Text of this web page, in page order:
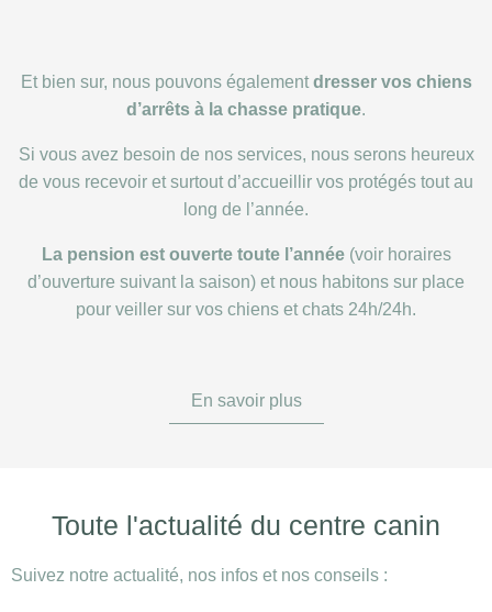
Et bien sur, nous pouvons également dresser vos chiens
d’arrêts à la chasse pratique.
Si vous avez besoin de nos services, nous serons heureux
de vous recevoir et surtout d’accueillir vos protégés tout au
long de l’année.
La pension est ouverte toute l’année(voir horaires
d’ouverture suivant la saison) et nous habitons sur place
pour veiller sur vos chiens et chats 24h/24h.
En savoir plus
Toute l'actualité du centre canin
Suivez notre actualité, nos infos et nos conseils :